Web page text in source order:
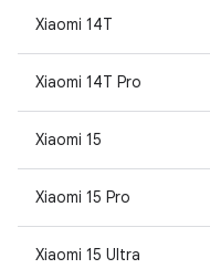
Xiaomi 14T
Xiaomi 14T Pro
Xiaomi 15
Xiaomi 15 Pro
Xiaomi 15 Ultra